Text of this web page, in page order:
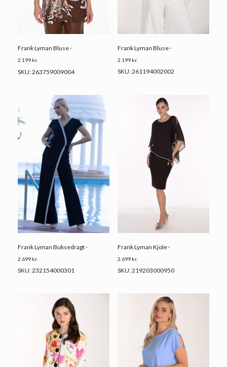
Frank Lyman Bluse ·
2.199 kr.
SKU: 263759009004
Frank Lyman Bluse ·
2.199 kr.
SKU: 261194002002
Frank Lyman Buksedragt ·
2.699 kr.
SKU: 232154000301
Frank Lyman Kjole ·
2.699 kr.
SKU: 219203000950